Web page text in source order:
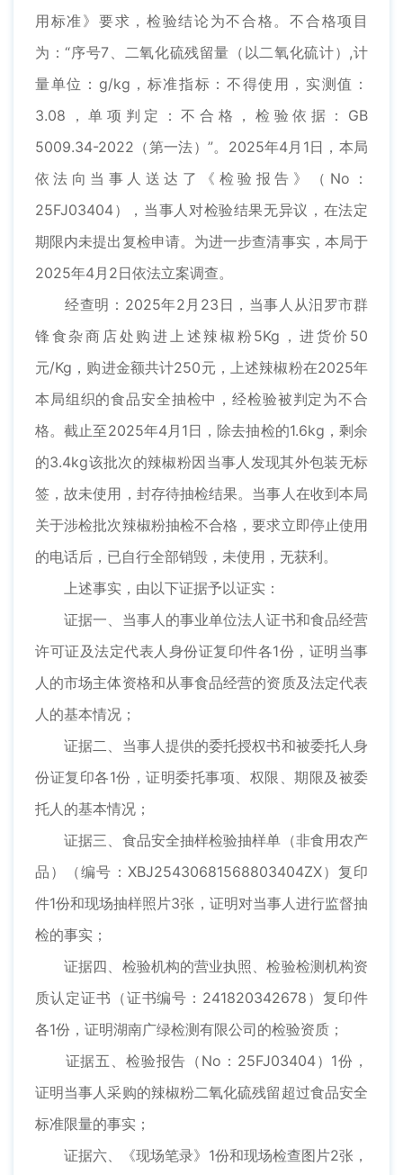
用标准》要求，检验结论为不合格。不合格项目
为：“序号7、二氧化硫残留量（以二氧化硫计）,计
量单位：g/kg，标准指标：不得使用，实测值：
3.08，单项判定：不合格，检验依据：GB
5009.34-2022（第一法）”。2025年4月1日，本局
依法向当事人送达了《检验报告》（No：
25FJ03404），当事人对检验结果无异议，在法定
期限内未提出复检申请。为进一步查清事实，本局于
2025年4月2日依法立案调查。
经查明：2025年2月23日，当事人从汨罗市群
锋食杂商店处购进上述辣椒粉5Kg，进货价50
元/Kg，购进金额共计250元，上述辣椒粉在2025年
本局组织的食品安全抽检中，经检验被判定为不合
格。截止至2025年4月1日，除去抽检的1.6kg，剩余
的3.4kg该批次的辣椒粉因当事人发现其外包装无标
签，故未使用，封存待抽检结果。当事人在收到本局
关于涉检批次辣椒粉抽检不合格，要求立即停止使用
的电话后，已自行全部销毁，未使用，无获利。
上述事实，由以下证据予以证实：
证据一、当事人的事业单位法人证书和食品经营
许可证及法定代表人身份证复印件各1份，证明当事
人的市场主体资格和从事食品经营的资质及法定代表
人的基本情况；
证据二、当事人提供的委托授权书和被委托人身
份证复印各1份，证明委托事项、权限、期限及被委
托人的基本情况；
证据三、食品安全抽样检验抽样单（非食用农产
品）（编号：XBJ25430681568803404ZX）复印
件1份和现场抽样照片3张，证明对当事人进行监督抽
检的事实；
证据四、检验机构的营业执照、检验检测机构资
质认定证书（证书编号：241820342678）复印件
各1份，证明湖南广绿检测有限公司的检验资质；
证据五、检验报告（No：25FJ03404）1份，
证明当事人采购的辣椒粉二氧化硫残留超过食品安全
标准限量的事实；
证据六、《现场笔录》1份和现场检查图片2张，